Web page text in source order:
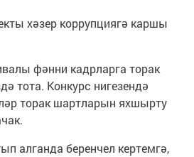
хәзер коррупциягә каршы
фәнни кадрларга торак
тота. Конкурс нигезендә
торак шартларын яхшырту
алганда беренчел кертемгә,